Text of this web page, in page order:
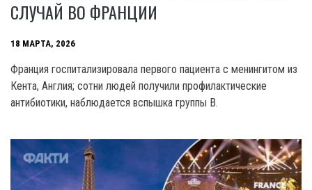
СЛУЧАЙ ВО ФРАНЦИИ
18 МАРТА, 2026
Франция госпитализировала первого пациента с менингитом из
Кента, Англия; сотни людей получили профилактические
антибиотики, наблюдается вспышка группы B.